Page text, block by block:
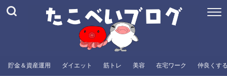
貯金＆資産運用 ダイエット 筋トレ 美容 在宅ワーク 仲良くす